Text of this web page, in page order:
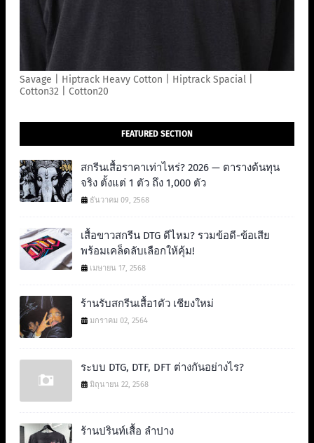
Savage | Hiptrack Heavy Cotton | Hiptrack Spacial |
Cotton32 | Cotton20
FEATURED SECTION
สกรีนเสื้อราคาเท่าไหร่? 2026 — ตารางต้นทุน
จริง ตั้งแต่ 1 ตัว ถึง 1,000 ตัว
ธันวาคม 09, 2568
เสื้อขาวสกรีน DTG ดีไหม? รวมข้อดี-ข้อเสีย
พร้อมเคล็ดลับเลือกให้คุ้ม!
เมษายน 17, 2568
ร้านรับสกรีนเสื้อ1ตัว เชียงใหม่
มกราคม 02, 2564
ระบบ DTG, DTF, DFT ต่างกันอย่างไร?
มิถุนายน 22, 2568
ร้านปรินท์เสื้อ ลำปาง